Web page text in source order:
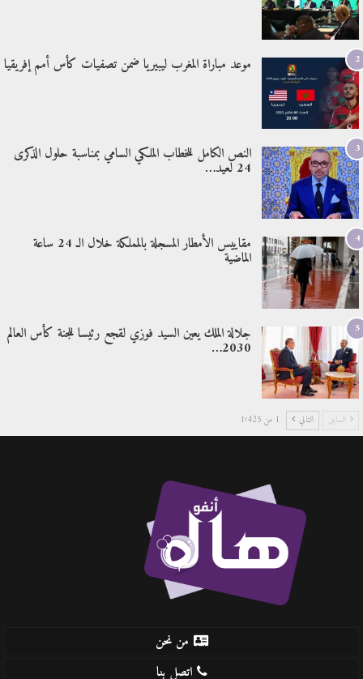
2 موعد مباراة المغرب ليبيريا ضمن تصفيات كأس أمم إفريقيا
3 النص الكامل للخطاب الملكي السامي بمناسبة حلول الذكرى
24 لعيد…
4 مقاييس الأمطار المسجلة بالمملكة خلال الـ 24 ساعة
الماضية
5 جلالة الملك يعين السيد فوزي لقجع رئيسا للجنة كأس العالم
2030…
السابق التالي 1 من 1٬425
من نحن
اتصل بنا